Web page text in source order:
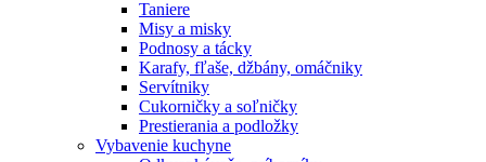
Taniere
Misy a misky
Podnosy a tácky
Karafy, fľaše, džbány, omáčniky
Servítniky
Cukorničky a soľničky
Prestierania a podložky
Vybavenie kuchyne